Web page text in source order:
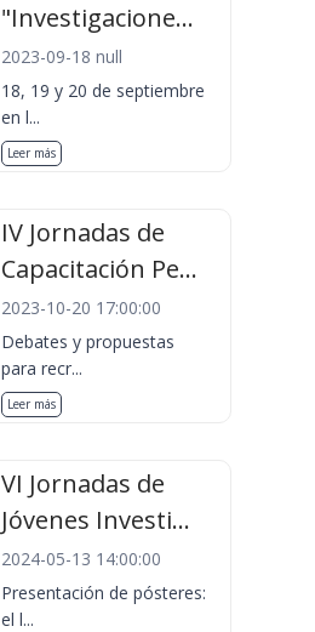
"Investigacione...
2023-09-18 null
18, 19 y 20 de septiembre
en l...
Leer más
IV Jornadas de
Capacitación Pe...
2023-10-20 17:00:00
Debates y propuestas
para recr...
Leer más
VI Jornadas de
Jóvenes Investi...
2024-05-13 14:00:00
Presentación de pósteres:
el l...